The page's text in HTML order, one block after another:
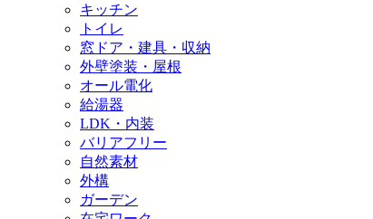
キッチン
トイレ
窓ドア・建具・収納
外壁塗装・屋根
オール電化
給湯器
LDK・内装
バリアフリー
自然素材
外構
ガーデン